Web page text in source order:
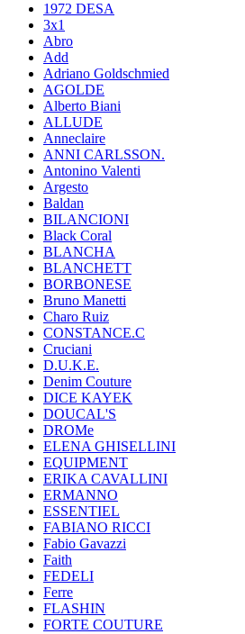
1972 DESA
3x1
Abro
Add
Adriano Goldschmied
AGOLDE
Alberto Biani
ALLUDE
Anneclaire
ANNI CARLSSON.
Antonino Valenti
Argesto
Baldan
BILANCIONI
Black Coral
BLANCHA
BLANCHETT
BORBONESE
Bruno Manetti
Charo Ruiz
CONSTANCE.C
Cruciani
D.U.K.E.
Denim Couture
DICE KAYEK
DOUCAL'S
DROMe
ELENA GHISELLINI
EQUIPMENT
ERIKA CAVALLINI
ERMANNO
ESSENTIEL
FABIANO RICCI
Fabio Gavazzi
Faith
FEDELI
Ferre
FLASHIN
FORTE COUTURE